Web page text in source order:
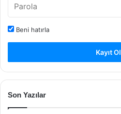
Beni hatırla
Kayıt Ol
Son Yazılar